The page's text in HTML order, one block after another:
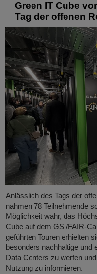
Green IT Cube
Tag der offenen
Anlässlich des Tags der
nahmen 78 Teilnehmende
Möglichkeit wahr, das
Cube auf dem GSI/FAIR-
geführten Touren erhielten
besonders nachhaltige und
Data Centers zu werfen
Nutzung zu informieren.